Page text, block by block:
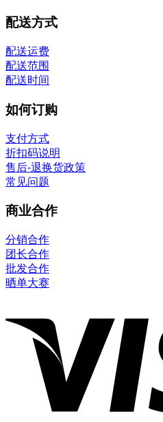
配送方式
配送运费
配送范围
配送时间
如何订购
支付方式
折扣码说明
售后-退换货政策
常见问题
商业合作
分销合作
团长合作
批发合作
晒单大赛